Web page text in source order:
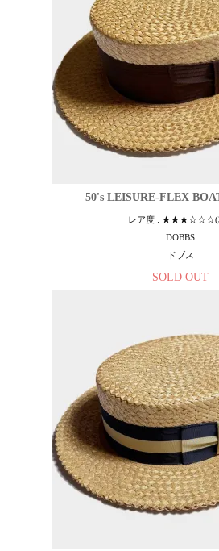
50's LEISURE-FLEX
レア度 :
DOBBS
ドブス
SOLD OUT